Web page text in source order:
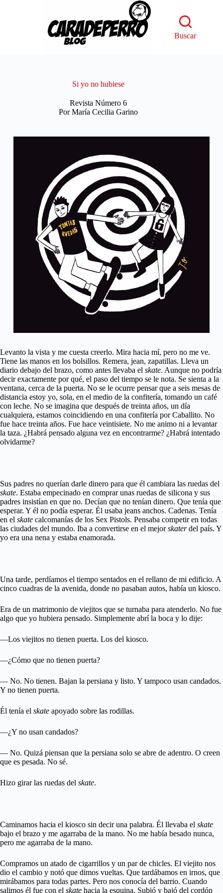
Buscar
Si yo no hubiese
Revista Número 6
Por María Cecilia Garino
Levanto la vista y me cuesta creerlo. Mira hacia mí, pero no me ve.
Tiene las manos en los bolsillos. Remera, jean, zapatillas. Lleva un
diario debajo del brazo, como antes llevaba el skate. Aunque no podría
decir exactamente por qué, el paso del tiempo se le nota. Se sienta a la
ventana, cerca de la puerta. No se le ocurre pensar que a seis mesas de
distancia estoy yo, sola, en el medio de la confitería, tomando un café
con leche. No se imagina que después de treinta años, un día
cualquiera, estamos coincidiendo en una confitería por Caballito. No
fue hace treinta años. Fue hace veintisiete. No me animo ni a levantar
la taza. ¿Habrá pensado alguna vez en encontrarme? ¿Habrá intentado
olvidarme?
Sus padres no querían darle dinero para que él cambiara las ruedas del
skate. Estaba empecinado en comprar unas ruedas de silicona y sus
padres insistían en que no. Decían que no tenían dinero. Que tenía que
esperar. Y él no podía esperar. Él usaba jeans anchos. Cadenas. Tenía
en el skate calcomanías de los Sex Pistols. Pensaba competir en todas
las ciudades del mundo. Iba a convertirse en el mejorskaterdel país. Y
yo era una nena y estaba enamorada.
Una tarde, perdíamos el tiempo sentados en el rellano de mi edificio. A
cinco cuadras de la avenida, donde no pasaban autos, había un kiosco.
Era de un matrimonio de viejitos que se turnaba para atenderlo. No fue
algo que yo hubiera pensado. Simplemente abrí la boca y lo dije:
—Los viejitos no tienen puerta. Los del kiosco.
—¿Cómo que no tienen puerta?
— No. No tienen. Bajan la persiana y listo. Y tampoco usan candados.
Y no tienen puerta.
Él tenía el skate apoyado sobre las rodillas.
—¿Y no usan candados?
— No. Quizá piensan que la persiana solo se abre de adentro. O creen
que es pesada. No sé.
Hizo girar las ruedas del skate.
Caminamos hacia el kiosco sin decir una palabra. Él llevaba el skate
bajo el brazo y me agarraba de la mano. No me había besado nunca,
pero me agarraba de la mano.
Compramos un atado de cigarrillos y un par de chicles. El viejito nos
dio el cambio y notó que dimos vueltas. Que tardábamos en irnos, que
mirábamos para todas partes. Pero nos conocía del barrio. Cuando
salimos él fue con el skate hacia la esquina. Subió y bajó del cordón